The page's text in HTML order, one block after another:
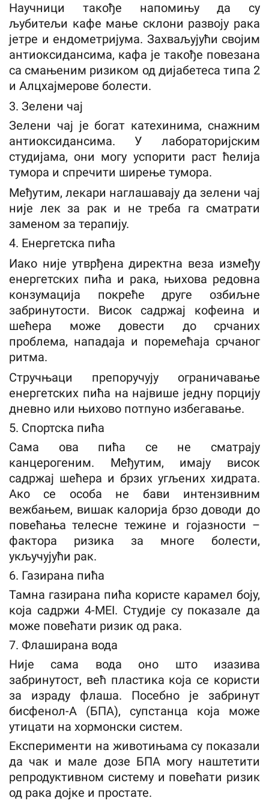
Научници такође напомињу да су
љубитељи кафе мање склони развоју рака
јетре и ендометријума. Захваљујући својим
антиоксидансима, кафа је такође повезана
са смањеним ризиком од дијабетеса типа 2
и Алцхајмерове болести.
3. Зелени чај
Зелени чај је богат катехинима, снажним
антиоксидансима. У лабораторијским
студијама, они могу успорити раст ћелија
тумора и спречити ширење тумора.
Међутим, лекари наглашавају да зелени чај
није лек за рак и не треба га сматрати
заменом за терапију.
4. Енергетска пића
Иако није утврђена директна веза између
енергетских пића и рака, њихова редовна
конзумација покреће друге озбиљне
забринутости. Висок садржај кофеина и
шећера може довести до срчаних
проблема, нападаја и поремећаја срчаног
ритма.
Стручњаци препоручују ограничавање
енергетских пића на највише једну порцију
дневно или њихово потпуно избегавање.
5. Спортска пића
Сама ова пића се не сматрају
канцерогеним. Међутим, имају висок
садржај шећера и брзих угљених хидрата.
Ако се особа не бави интензивним
вежбањем, вишак калорија брзо доводи до
повећања телесне тежине и гојазности –
фактора ризика за многе болести,
укључујући рак.
6. Газирана пића
Тамна газирана пића користе карамел боју,
која садржи 4-MEI. Студије су показале да
може повећати ризик од рака.
7. Флаширана вода
Није сама вода оно што изазива
забринутост, већ пластика која се користи
за израду флаша. Посебно је забринут
бисфенол-А (БПА), супстанца која може
утицати на хормонски систем.
Експерименти на животињама су показали
да чак и мале дозе БПА могу наштетити
репродуктивном систему и повећати ризик
од рака дојке и простате.